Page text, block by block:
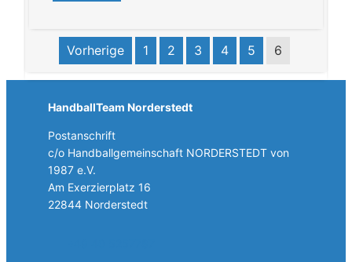
Vorherige 1 2 3 4 5 6
HandballTeam Norderstedt
Postanschrift
c/o Handballgemeinschaft NORDERSTEDT von
1987 e.V.
Am Exerzierplatz 16
22844 Norderstedt